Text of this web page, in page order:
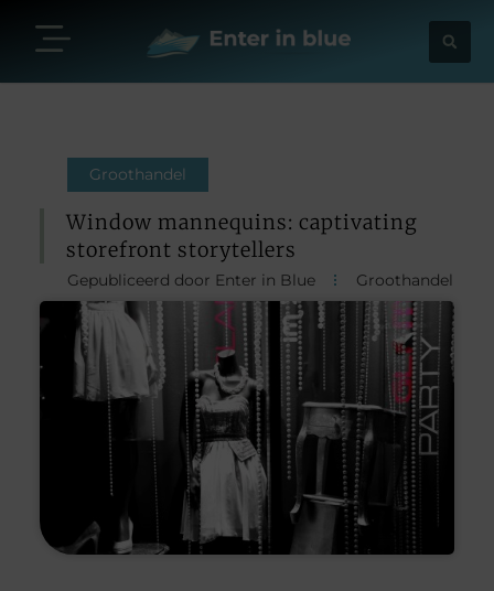
Groothandel
Window mannequins: captivating
storefront storytellers
Gepubliceerd door Enter in Blue Groothandel